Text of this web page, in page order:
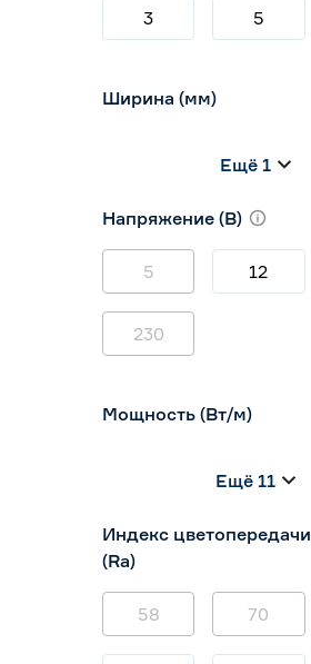
3 5
Ширина (мм)
10 12
Ещё 1
Напряжение (В)
5 12
230
Мощность (Вт/м)
5 7
Ещё 11
Индекс цветопередачи
(Ra)
58 70